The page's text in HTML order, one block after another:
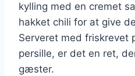
kylling med en cremet
hakket chili for at give
Serveret med friskrevet
persille, er det en ret,
gæster.